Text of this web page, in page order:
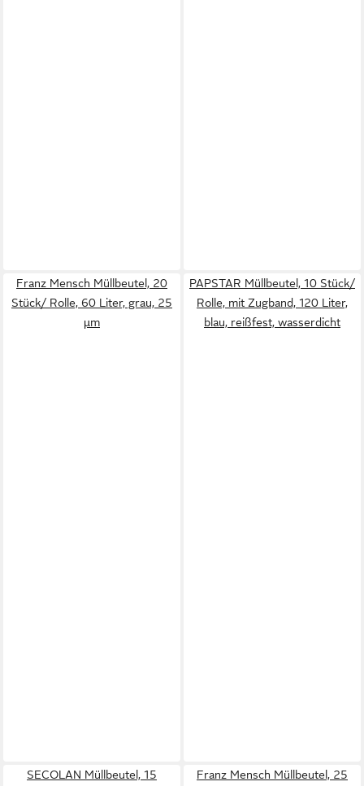
Franz Mensch Müllbeutel, 20
Stück/ Rolle, 60 Liter, grau, 25
µm
PAPSTAR Müllbeutel, 10 Stück/
Rolle, mit Zugband, 120 Liter,
blau, reißfest, wasserdicht
SECOLAN Müllbeutel, 15
Franz Mensch Müllbeutel, 25